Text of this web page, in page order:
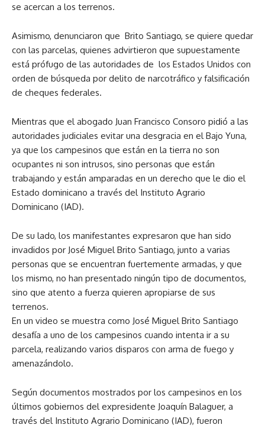
se acercan a los terrenos.
Asimismo, denunciaron que Brito Santiago, se quiere quedar
con las parcelas, quienes advirtieron que supuestamente
está prófugo de las autoridades de los Estados Unidos con
orden de búsqueda por delito de narcotráfico y falsificación
de cheques federales.
Mientras que el abogado Juan Francisco Consoro pidió a las
autoridades judiciales evitar una desgracia en el Bajo Yuna,
ya que los campesinos que están en la tierra no son
ocupantes ni son intrusos, sino personas que están
trabajando y están amparadas en un derecho que le dio el
Estado dominicano a través del Instituto Agrario
Dominicano (IAD).
De su lado, los manifestantes expresaron que han sido
invadidos por José Miguel Brito Santiago, junto a varias
personas que se encuentran fuertemente armadas, y que
los mismo, no han presentado ningún tipo de documentos,
sino que atento a fuerza quieren apropiarse de sus
terrenos.
En un video se muestra como José Miguel Brito Santiago
desafía a uno de los campesinos cuando intenta ir a su
parcela, realizando varios disparos con arma de fuego y
amenazándolo.
Según documentos mostrados por los campesinos en los
últimos gobiernos del expresidente Joaquín Balaguer, a
través del Instituto Agrario Dominicano (IAD), fueron